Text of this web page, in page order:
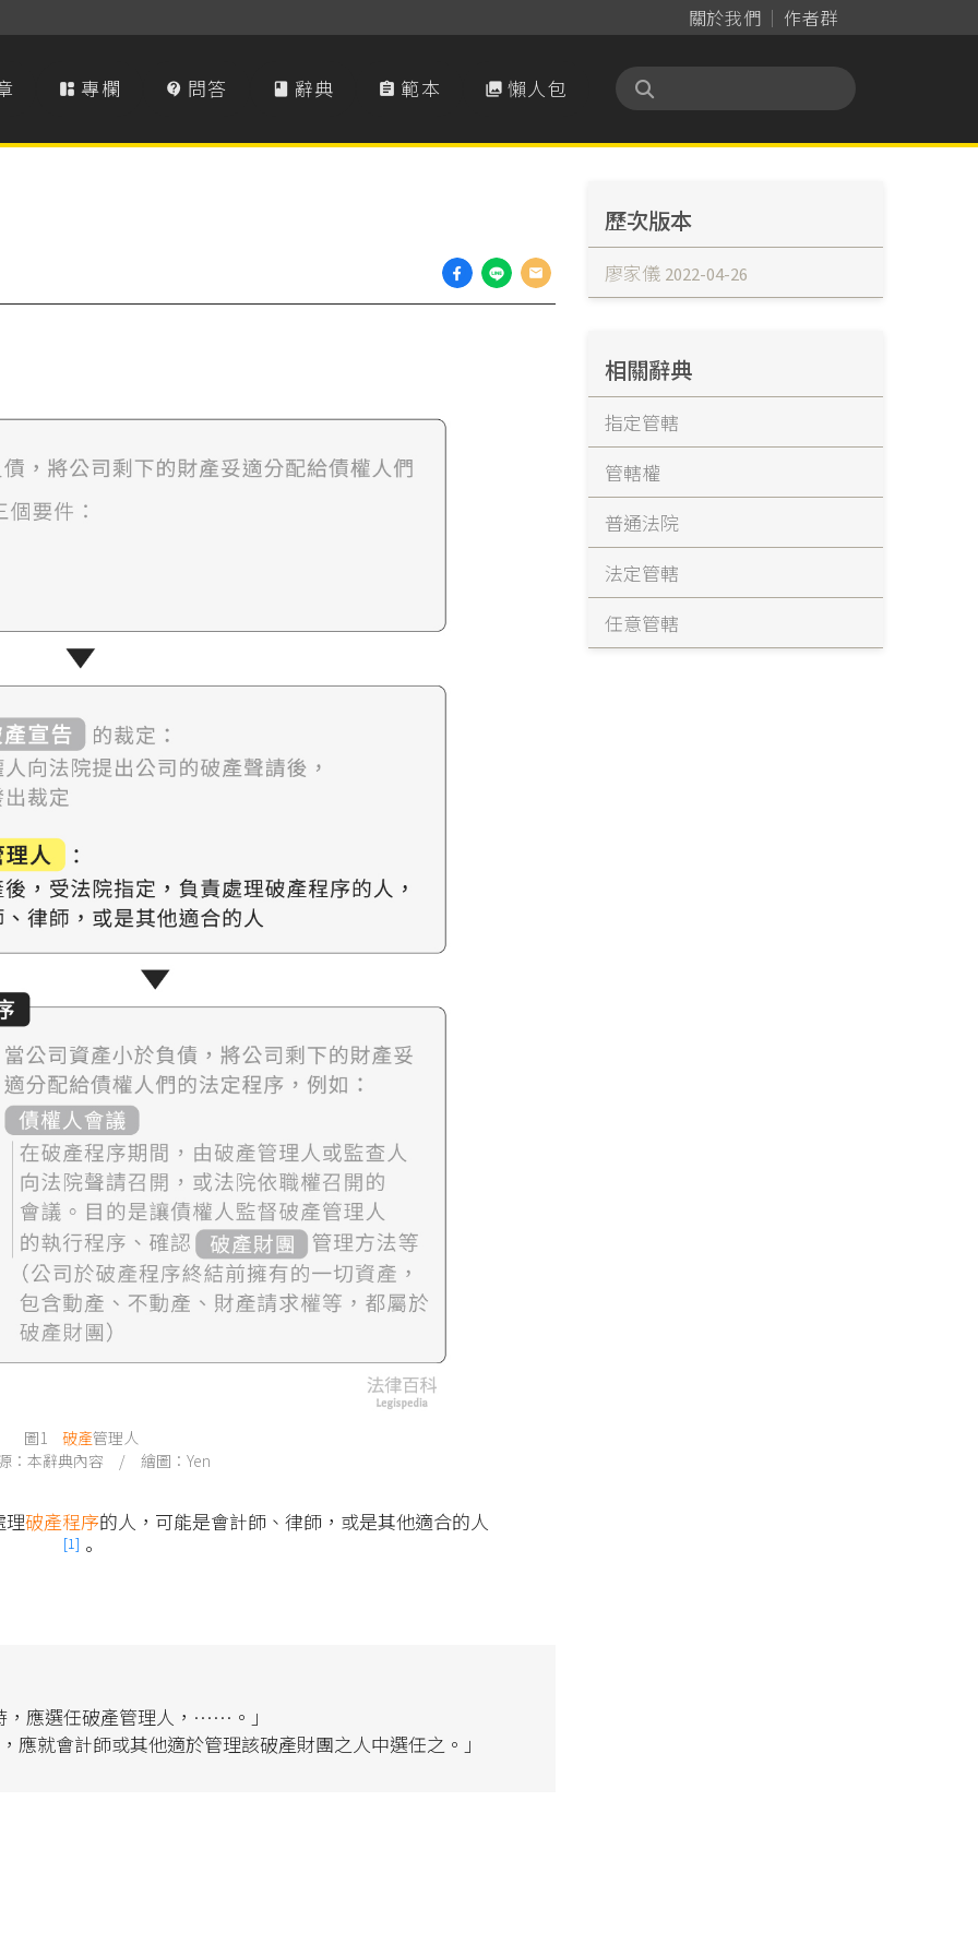
關於我們 作者群
 專欄  問答  辭典  範本  懶人包
圖1 破產管理人
：本辭典內容 / 繪圖：Yen
理破產程序的人，可能是會計師、律師，或是其他適合的人
[1] 。
，應選任破產管理人，……。」
應就會計師或其他適於管理該破產財團之人中選任之。」
歷次版本
廖家儀 2022-04-26
相關辭典
指定管轄
管轄權
普通法院
法定管轄
任意管轄